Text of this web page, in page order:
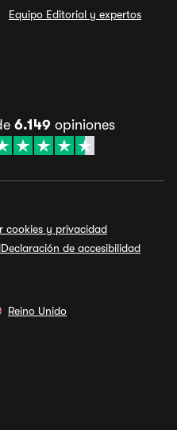
Equipo Editorial y expertos
6.149 opiniones
cookies y privacidad
Declaración de accesibilidad
Reino Unido